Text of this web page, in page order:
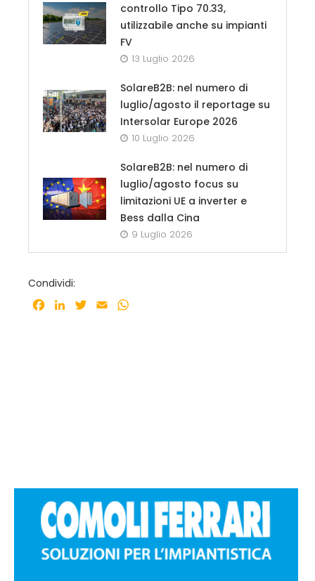
controllo Tipo 70.33,
utilizzabile anche su impianti
FV
13 Luglio 2026
SolareB2B: nel numero di
luglio/agosto il reportage su
Intersolar Europe 2026
10 Luglio 2026
SolareB2B: nel numero di
luglio/agosto focus su
limitazioni UE a inverter e
Bess dalla Cina
9 Luglio 2026
Condividi:
Facebook
LinkedInTwitter
Email